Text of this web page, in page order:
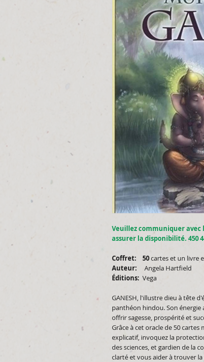
Veuillez communiquer avec
assurer la disponibilité. 450
Coffret: 50cartes et un livre
Auteur:
Angela Hartfield
Éditions: Vega
GANESH, l'illustre dieu à tête
panthéon hindou. Son
offrir sagesse, prospérité et
Grâce à cet oracle de 50
explicatif, invoquez la
des sciences, et gardien de la
clarté et vous aider à trouver